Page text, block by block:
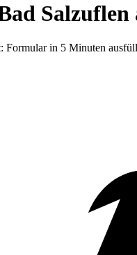
Salzuflen
in 5 Minuten